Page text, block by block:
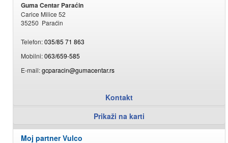
Guma Centar Paraćin
Carice Milice 52
35250 Paraćin
Telefon:035/85 71 863
Mobilni:063/659-585
E-mail:gcparacin@gumacentar.rs
Kontakt
Prikaži na karti
Moj partner Vulco